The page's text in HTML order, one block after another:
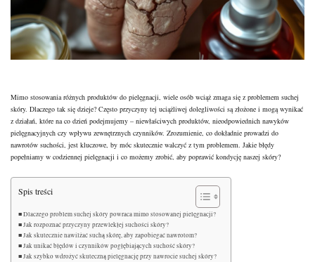
Mimo stosowania różnych produktów do pielęgnacji, wiele osób wciąż zmaga się z problemem suchej
skóry. Dlaczego tak się dzieje? Często przyczyny tej uciążliwej dolegliwości są złożone i mogą wynikać
z działań, które na co dzień podejmujemy – niewłaściwych produktów, nieodpowiednich nawyków
pielęgnacyjnych czy wpływu zewnętrznych czynników. Zrozumienie, co dokładnie prowadzi do
nawrotów suchości, jest kluczowe, by móc skutecznie walczyć z tym problemem. Jakie błędy
popełniamy w codziennej pielęgnacji i co możemy zrobić, aby poprawić kondycję naszej skóry?
Spis treści
Dlaczego problem suchej skóry powraca mimo stosowanej pielęgnacji?
Jak rozpoznać przyczyny przewlekłej suchości skóry?
Jak skutecznie nawilżać suchą skórę, aby zapobiegać nawrotom?
Jak unikać błędów i czynników pogłębiających suchość skóry?
Jak szybko wdrożyć skuteczną pielęgnację przy nawrocie suchej skóry?